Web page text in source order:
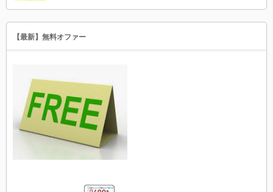
【最新】無料オファー